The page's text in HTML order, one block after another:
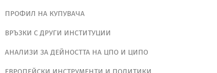
ПРОФИЛ НА КУПУВАЧА
ВРЪЗКИ С ДРУГИ ИНСТИТУЦИИ
АНАЛИЗИ ЗА ДЕЙНОСТТА НА ЦПО И ЦИПО